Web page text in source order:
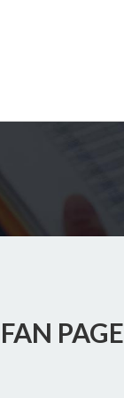
PAGE